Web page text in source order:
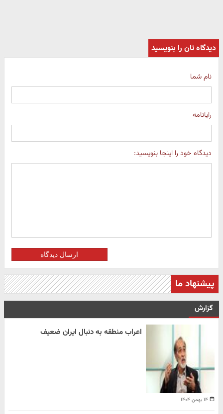
دیدگاه تان را بنویسید
نام شما
رایانامه
دیدگاه خود را اینجا بنویسید:
ارسال دیدگاه
پیشنهاد ما
گزارش
۱۴ بهمن ۱۴۰۴
اعراب منطقه به دنبال ایران ضعیف